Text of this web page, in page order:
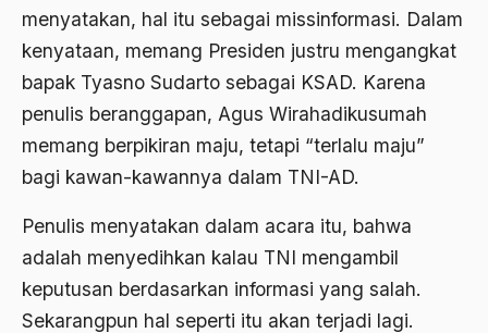
menyatakan, hal itu sebagai missinformasi. Dalam
kenyataan, memang Presiden justru mengangkat
bapak Tyasno Sudarto sebagai KSAD. Karena
penulis beranggapan, Agus Wirahadikusumah
memang berpikiran maju, tetapi “terlalu maju”
bagi kawan-kawannya dalam TNI-AD.
Penulis menyatakan dalam acara itu, bahwa
adalah menyedihkan kalau TNI mengambil
keputusan berdasarkan informasi yang salah.
Sekarangpun hal seperti itu akan terjadi lagi.
1999
1998
1996
1994
1993
Abu Hanifah
abu jihad
Abu Sangkan
Abu Zayd
Aceh
Ad-daulah
Adagium
Adaptif Islam